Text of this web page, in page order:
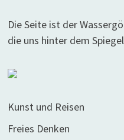
Die Seite ist der
die uns hinter dem
Kunst und Reisen
Freies Denken